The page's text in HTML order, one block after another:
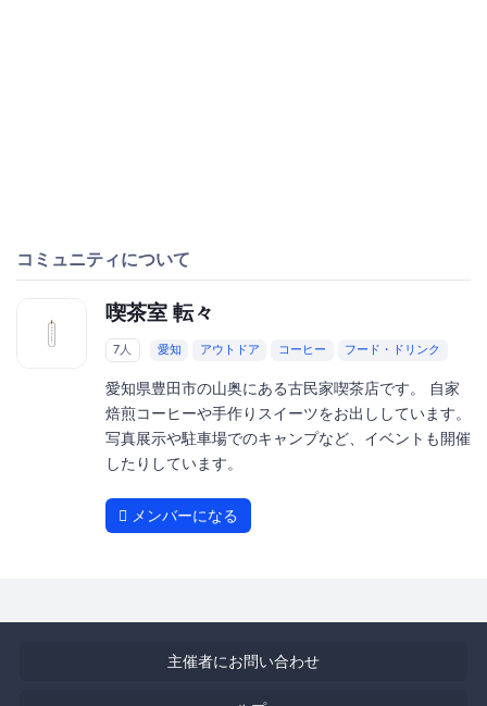
コミュニティについて
喫茶室 転々
7人 愛知 アウトドア コーヒー フード・ドリンク
愛知県豊田市の山奥にある古民家喫茶店です。 自家
焙煎コーヒーや手作りスイーツをお出ししています。
写真展示や駐車場でのキャンプなど、イベントも開催
したりしています。
メンバーになる
主催者にお問い合わせ